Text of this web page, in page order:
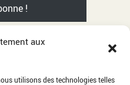
aux
utilisons des technologies telles